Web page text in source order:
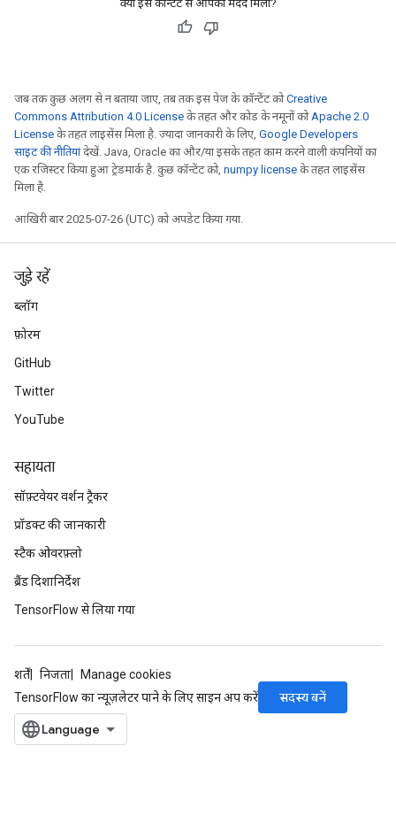
क्या इस कॉन्टेंट से आपको मदद मिली?
जब तक कुछ अलग से न बताया जाए, तब तक इस पेज के कॉन्टेंट कोCreative
Commons Attribution 4.0 License के तहत और कोड के नमूनों कोApache 2.0
License के तहत लाइसेंस मिला है. ज़्यादा जानकारी के लिए, Google Developers
साइट की नीतियांदेखें. Java, Oracle का और/या इसके तहत काम करने वाली कंपनियों का
एक रजिस्टर किया हुआ ट्रेडमार्क है. कुछ कॉन्टेंट को, numpy license के तहत लाइसेंस
मिला है.
आखिरी बार 2025-07-26 (UTC) को अपडेट किया गया.
जुड़े रहें
ब्लॉग
फ़ोरम
GitHub
Twitter
YouTube
सहायता
सॉफ़्टवेयर वर्शन ट्रैकर
प्रॉडक्ट की जानकारी
स्टैक ओवरफ़्लो
ब्रैंड दिशानिर्देश
TensorFlow से लिया गया
शर्तें निजता
Manage cookies
TensorFlow का न्यूज़लेटर पाने के लिए साइन अप करें
सदस्य बनें